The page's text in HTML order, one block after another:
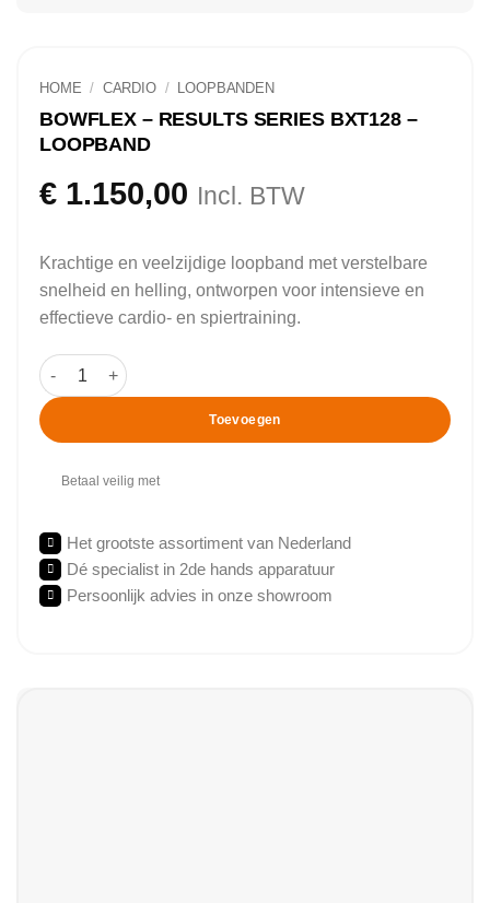
HOME / CARDIO / LOOPBANDEN
BOWFLEX – RESULTS SERIES BXT128 –
LOOPBAND
€1.150,00 Incl. BTW
Krachtige en veelzijdige loopband met verstelbare
snelheid en helling, ontworpen voor intensieve en
effectieve cardio- en spiertraining.
Bowflex - Results Series BXT128 - Loopband aantal
Toevoegen
Betaal veilig met
Het grootste assortiment van Nederland
Dé specialist in 2de hands apparatuur
Persoonlijk advies in onze showroom